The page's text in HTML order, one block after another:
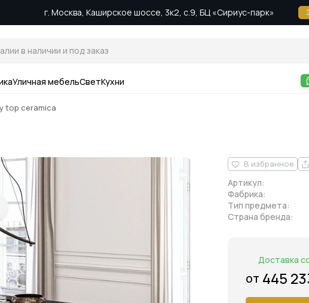
г. Москва, Каширское шоссе, 3к2, с.9, БЦ «Сириус-парк»
Уличная мебельСветКухни
top ceramica
В избранное
Фабрика:
Артикул:
Тип предмета:
Страна бренда:
Доставка
от 445